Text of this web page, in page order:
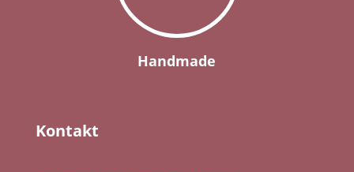
Handmade
Kontakt